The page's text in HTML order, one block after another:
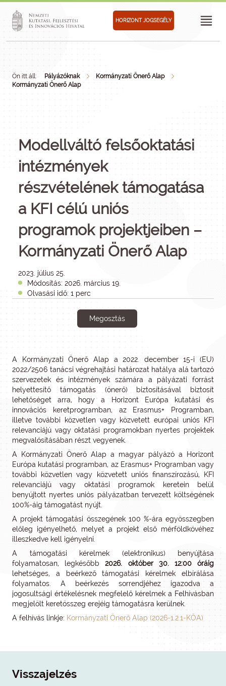
HORIZONT JOGSEGÉLY
Ön itt áll: Pályázóknak
Kormányzati Önerő Alap
Kormányzati Önerő Alap
Modellváltó felsőoktatási
intézmények
részvételének támogatása
a KFI célú uniós
programok projektjeiben –
Kormányzati Önerő Alap
2023. július 25.
Módosítás: 2026. március 19.
Olvasási idő: 1 perc
Megosztás
A Kormányzati Önerő Alap a 2022. december 15-i (EU)
2022/2506 tanácsi végrehajtási határozat hatálya alá tartozó
szervezetek és intézmények számára a pályázati forrást
helyettesítő támogatás (önerő) biztosításával biztosít
lehetőséget arra, hogy a Horizont Európa kutatási és
innovációs keretprogramban, az Erasmus+ Programban,
illetve további közvetlen vagy közvetett európai uniós KFI
relevanciájú vagy oktatási programokban nyertes projektek
megvalósításában részt vegyenek.
A Kormányzati Önerő Alap a magyar pályázó a Horizont
Európa kutatási programban, az Erasmus+ Programban vagy
további közvetlen vagy közvetett uniós finanszírozású, KFI
relevanciájú vagy oktatási programok keretein belül
benyújtott nyertes uniós pályázatban tervezett költségének
100%-áig támogatást nyújt.
A projekt támogatási összegének 100 %-ára egyösszegben
előleg igényelhető, melyet a projekt első mérföldkövéhez
illeszkedve kell igényelni.
A támogatási kérelmek (elektronikus) benyújtása
folyamatosan, legkésőbb2026. október 30. 12:00 óráig
lehetséges, a beérkező támogatási kérelmek elbírálása
folyamatos. A beérkezés sorrendjéhez igazodva a
jogosultsági értékelésnek megfelelő kérelmek a Felhívásban
megjelölt keretösszeg erejéig támogatásra kerülnek.
A felhívás linkje: Kormányzati Önerő Alap (2026-1.2.1-KÖA)
Visszajelzés